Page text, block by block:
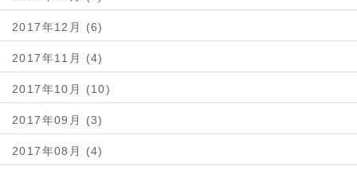
2017年12月 (6)
2017年11月 (4)
2017年10月 (10)
2017年09月 (3)
2017年08月 (4)